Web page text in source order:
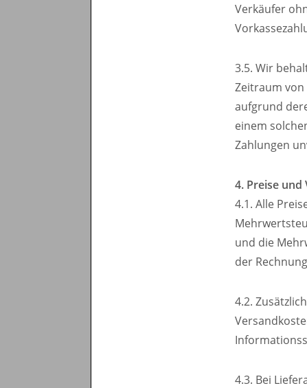
Verkäufer
3.5. Wir
Zeitraum
aufgrund
einem
Zahlungen
4. Preise und
4.1. Alle
und die
der
4.2.
4.3. Bei